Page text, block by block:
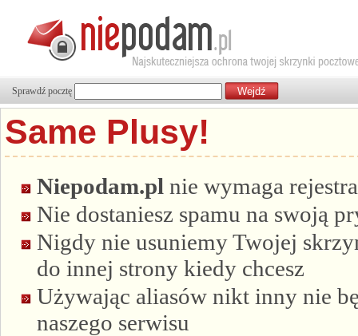
Sprawdź pocztę
Same Plusy!
Niepodam.pl nie wymaga
Nie dostaniesz spamu na swoją
Nigdy nie usuniemy Twojej
do innej strony kiedy chcesz
Używając aliasów nikt inny nie
naszego serwisu